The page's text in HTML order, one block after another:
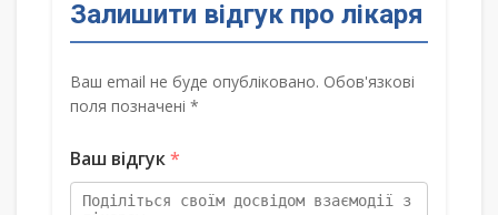
Залишити відгук про лікаря
Ваш email не буде опубліковано. Обов'язкові
поля позначені *
Ваш відгук*